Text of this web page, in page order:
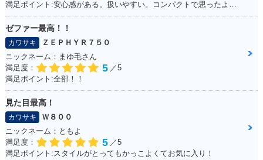
ゼファー最高！！
カワサキ
ＺＥＰＨＹＲ７５０
ニックネーム：まゆ毛さん
満足度：
5 ／5
満足ポイント:全部！！
見た目最高！
カワサキ
Ｗ８００
ニックネーム：ともよ
満足度：
5 ／5
満足ポイント:スタイルがとってもかっこよくてお気に入り！